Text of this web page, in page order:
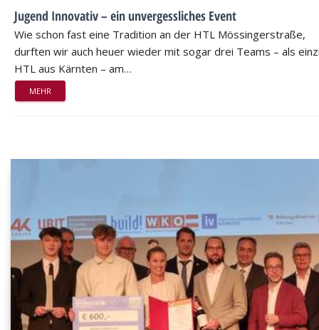
Jugend Innovativ – ein unvergessliches Event
Wie schon fast eine Tradition an der HTL Mössingerstraße,
durften wir auch heuer wieder mit sogar drei Teams – als
HTL aus Kärnten – am…
MEHR